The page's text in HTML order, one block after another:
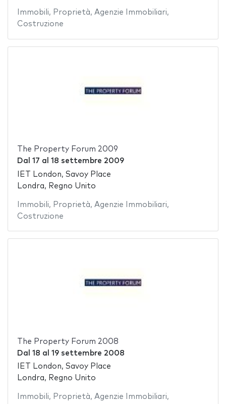
Immobili, Proprietà, Agenzie Immobiliari,
Costruzione
The Property Forum 2009
Dal 17 al 18 settembre 2009
IET London, Savoy Place
Londra, Regno Unito
Immobili, Proprietà, Agenzie Immobiliari,
Costruzione
The Property Forum 2008
Dal 18 al 19 settembre 2008
IET London, Savoy Place
Londra, Regno Unito
Immobili, Proprietà, Agenzie Immobiliari,